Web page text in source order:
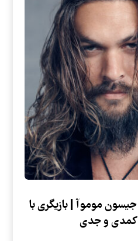
موموآ | بازیگری با
کمدی و جدی